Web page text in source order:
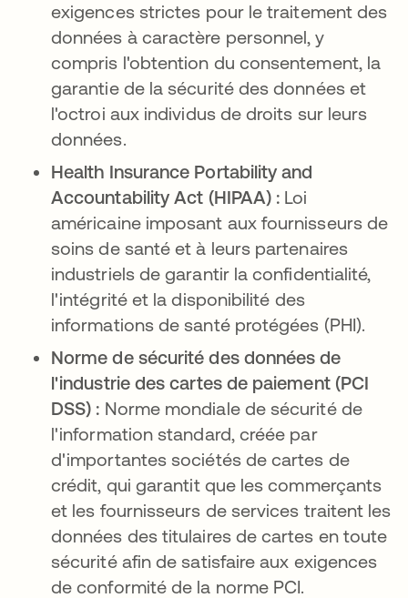
exigences strictes pour le traitement des
données à caractère personnel, y
compris l'obtention du consentement, la
garantie de la sécurité des données et
l'octroi aux individus de droits sur leurs
données.
Health Insurance Portability and
Accountability Act (HIPAA) : Loi
américaine imposant aux fournisseurs de
soins de santé et à leurs partenaires
industriels de garantir la confidentialité,
l'intégrité et la disponibilité des
informations de santé protégées (PHI).
Norme de sécurité des données de
l'industrie des cartes de paiement (PCI
DSS) : Norme mondiale de sécurité de
l'information standard, créée par
d'importantes sociétés de cartes de
crédit, qui garantit que les commerçants
et les fournisseurs de services traitent les
données des titulaires de cartes en toute
sécurité afin de satisfaire aux exigences
de conformité de la norme PCI.